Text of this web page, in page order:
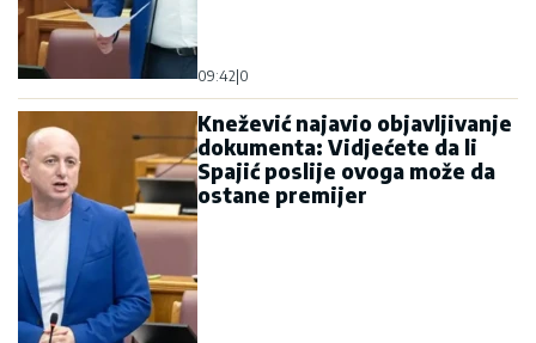
09:42 0
Knežević najavio objavljivanje
dokumenta: Vidjećete da li
Spajić poslije ovoga može da
ostane premijer